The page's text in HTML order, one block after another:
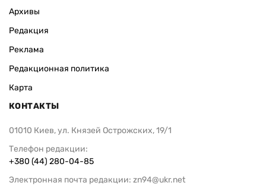
Архивы
Редакция
Реклама
Редакционная политика
Карта
КОНТАКТЫ
01010 Киев, ул. Князей Острожских, 19/1
Телефон редакции:
+380 (44) 280-04-85
Электронная почта редакции: zn94@ukr.net